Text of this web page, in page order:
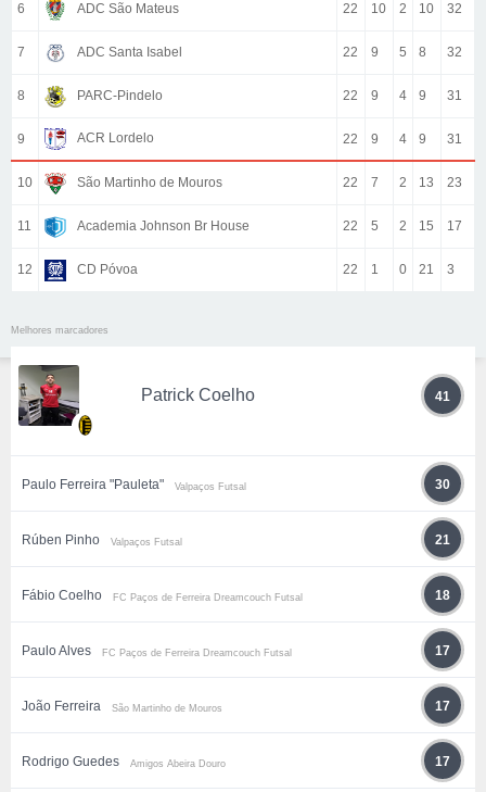
6 ADC São Mateus 22 10 2 10 32
7 ADC Santa Isabel 22 9 5 8 32
8 PARC-Pindelo 22 9 4 9 31
9 ACR Lordelo 22 9 4 9 31
10 São Martinho de Mouros 22 7 2 13 23
11 Academia Johnson Br House 22 5 2 15 17
12 CD Póvoa 22 1 0 21 3
Melhores marcadores
Patrick Coelho 41
Paulo Ferreira "Pauleta" Valpaços Futsal 30
Rúben Pinho Valpaços Futsal 21
Fábio Coelho FC Paços de Ferreira Dreamcouch Futsal 18
Paulo Alves FC Paços de Ferreira Dreamcouch Futsal 17
João Ferreira São Martinho de Mouros 17
Rodrigo Guedes Amigos Abeira Douro 17